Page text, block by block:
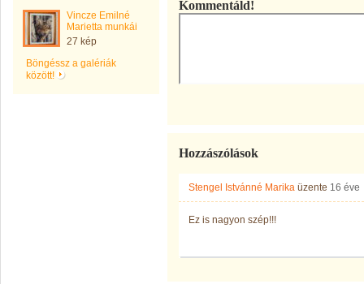
Vincze Emilné
Marietta munkái
27 kép
Böngéssz a galériák
között!
Kommentáld!
Hozzászólások
Stengel Istvánné Marika üzente 16 éve
Ez is nagyon szép!!!